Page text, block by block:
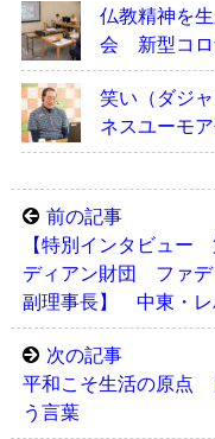
仏教精神を
会 新型コロ
笑い（ダジ
ネスユーモ
前の記事
【特別インタビュー
ディアン財団 ファデ
副理事長】 中東・レ
次の記事
平和こそ生活の原
う言葉